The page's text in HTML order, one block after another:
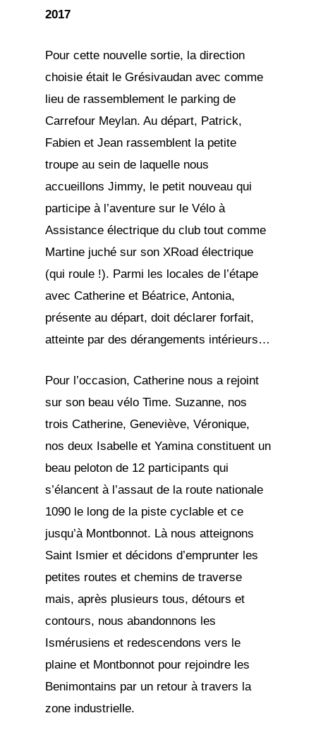
2017
Pour cette nouvelle sortie, la direction
choisie était le Grésivaudan avec comme
lieu de rassemblement le parking de
Carrefour Meylan. Au départ, Patrick,
Fabien et Jean rassemblent la petite
troupe au sein de laquelle nous
accueillons Jimmy, le petit nouveau qui
participe à l’aventure sur le Vélo à
Assistance électrique du club tout comme
Martine juché sur son XRoad électrique
(qui roule !). Parmi les locales de l’étape
avec Catherine et Béatrice, Antonia,
présente au départ, doit déclarer forfait,
atteinte par des dérangements intérieurs…
Pour l’occasion, Catherine nous a rejoint
sur son beau vélo Time. Suzanne, nos
trois Catherine, Geneviève, Véronique,
nos deux Isabelle et Yamina constituent un
beau peloton de 12 participants qui
s’élancent à l’assaut de la route nationale
1090 le long de la piste cyclable et ce
jusqu’à Montbonnot. Là nous atteignons
Saint Ismier et décidons d’emprunter les
petites routes et chemins de traverse
mais, après plusieurs tous, détours et
contours, nous abandonnons les
Ismérusiens et redescendons vers le
plaine et Montbonnot pour rejoindre les
Benimontains par un retour à travers la
zone industrielle.